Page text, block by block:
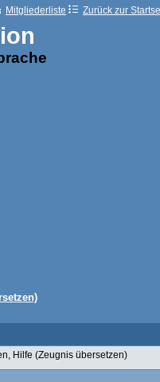
Mitgliederliste Zurück zur
Hilfe (Zeugnis übersetzen)